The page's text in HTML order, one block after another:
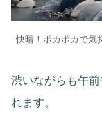
快晴！ポカポカで気
渋いながらも午
れます。